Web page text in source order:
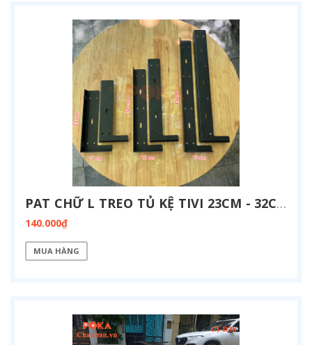
PAT CHỮ L TREO TỦ KỆ TIVI 23CM - 32CM - 45CM
140.000₫
MUA HÀNG